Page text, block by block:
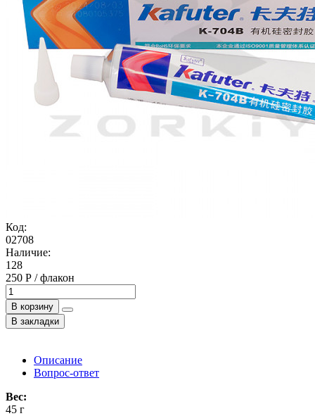
Код:
02708
Наличие:
128
250 Р / флакон
В корзину
В закладки
Описание
Вопрос-ответ
Вес:
45 г